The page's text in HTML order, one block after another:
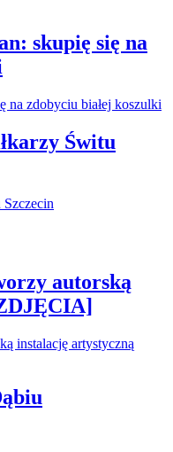
skupię się na
Świtu
autorską